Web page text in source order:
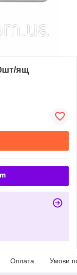
ящ
Оплата Умови